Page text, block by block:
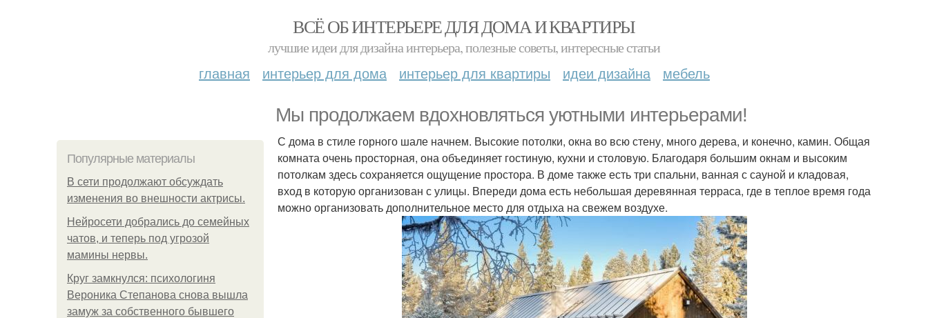
ВСЁ ОБ ИНТЕРЬЕРЕ ДЛЯ ДОМА И КВАРТИРЫ
лучшие идеи для дизайна интерьера, полезные советы, интересные статьи
главная интерьер для дома интерьер для квартиры идеи дизайна мебель
Мы продолжаем вдохновляться уютными интерьерами!
Популярные материалы
В сети продолжают обсуждать
изменения во внешности актрисы.
Нейросети добрались до семейных
чатов, и теперь под угрозой
мамины нервы.
Круг замкнулся: психологиня
Вероника Степанова снова вышла
замуж за собственного бывшего
С дома в стиле горного шале начнем. Высокие потолки, окна во всю стену, много дерева, и конечно, камин. Общая
комната очень просторная, она объединяет гостиную, кухни и столовую. Благодаря большим окнам и высоким
потолкам здесь сохраняется ощущение простора. В доме также есть три спальни, ванная с сауной и кладовая,
вход в которую организован с улицы. Впереди дома есть небольшая деревянная терраса, где в теплое время года
можно организовать дополнительное место для отдыха на свежем воздухе.